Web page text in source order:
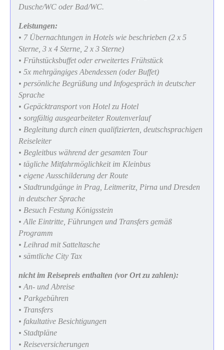
Dusche/WC oder Bad/WC.
Leistungen:
• 7 Übernachtungen in Hotels wie beschrieben (2 x 5
Sterne, 3 x 4 Sterne, 2 x 3 Sterne)
• Frühstücksbuffet oder erweitertes Frühstück
• 5x mehrgängiges Abendessen (oder Buffet)
• persönliche Begrüßung und Infogespräch in deutscher
Sprache
• Gepäcktransport von Hotel zu Hotel
• sorgfältig ausgearbeiteter Routenverlauf
• Begleitung durch einen qualifizierten, deutschsprachigen
Reiseleiter
• Begleitbus während der gesamten Tour
• tägliche Mitfahrmöglichkeit im Kleinbus
• eigene Ausschilderung der Route
• Stadtrundgänge in Prag, Leitmeritz, Pirna und Dresden
in deutscher Sprache
• Besuch Festung Königsstein
• Alle Eintritte, Führungen und Transfers gemäß
Programm
• Leihrad mit Satteltasche
• sämtliche City Tax
nicht im Reisepreis enthalten (vor Ort zu zahlen):
• An- und Abreise
• Parkgebühren
• Transfers
• fakultative Besichtigungen
• Stadtpläne
• Reiseversicherungen